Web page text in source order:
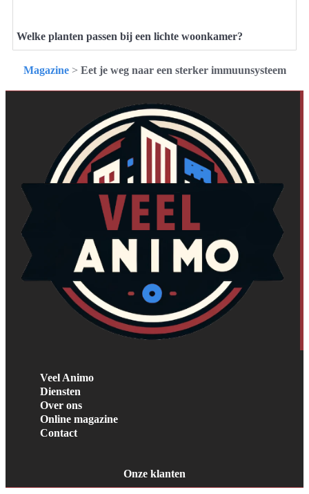
Welke planten passen bij een lichte woonkamer?
Magazine> Eet je weg naar een sterker immuunsysteem
Veel Animo
Diensten
Over ons
Online magazine
Contact
Onze klanten